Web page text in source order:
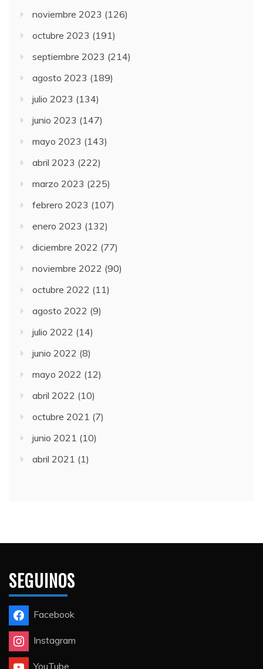
noviembre 2023 (126)
octubre 2023 (191)
septiembre 2023 (214)
agosto 2023 (189)
julio 2023 (134)
junio 2023 (147)
mayo 2023 (143)
abril 2023 (222)
marzo 2023 (225)
febrero 2023 (107)
enero 2023 (132)
diciembre 2022 (77)
noviembre 2022 (90)
octubre 2022 (11)
agosto 2022 (9)
julio 2022 (14)
junio 2022 (8)
mayo 2022 (12)
abril 2022 (10)
octubre 2021 (7)
junio 2021 (10)
abril 2021 (1)
SEGUINOS
Facebook
Instagram
YouTube